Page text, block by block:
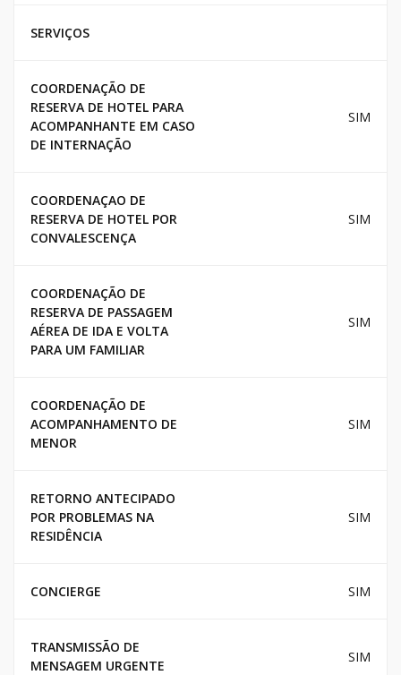
SERVIÇOS
COORDENAÇÃO DE
RESERVA DE HOTEL PARA
ACOMPANHANTE EM CASO
DE INTERNAÇÃO
SIM
COORDENAÇAO DE
RESERVA DE HOTEL POR
CONVALESCENÇA
SIM
COORDENAÇÃO DE
RESERVA DE PASSAGEM
AÉREA DE IDA E VOLTA
PARA UM FAMILIAR
SIM
COORDENAÇÃO DE
ACOMPANHAMENTO DE
MENOR
SIM
RETORNO ANTECIPADO
POR PROBLEMAS NA
RESIDÊNCIA
SIM
CONCIERGE SIM
TRANSMISSÃO DE
MENSAGEM URGENTE
SIM